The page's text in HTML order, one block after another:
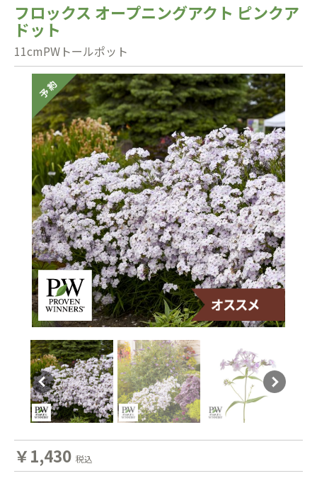
フロックス オープニングアクト ピンクア
ドット
11cmPWトールポット
￥1,430 税込